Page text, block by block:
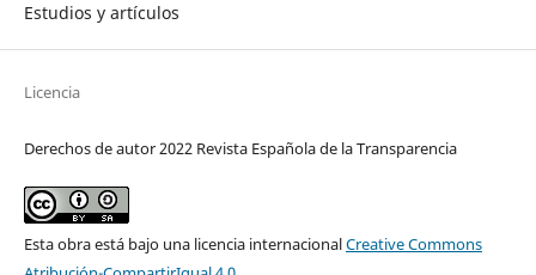
Estudios y artículos
Licencia
Derechos de autor 2022 Revista Española de la Transparencia
Esta obra está bajo una licencia internacionalCreative Commons